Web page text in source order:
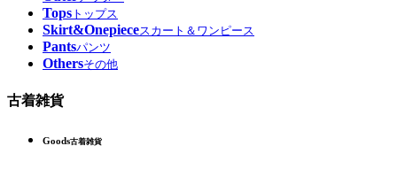
Tops トップス
Skirt&Onepieceスカート＆ワンピース
Pantsパンツ
Othersその他
古着雑貨
Goods古着雑貨